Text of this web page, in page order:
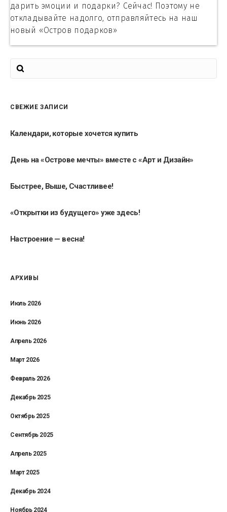
дарить эмоции и подарки? Сейчас! Поэтому не
откладывайте надолго, отправляйтесь на наш
новый «Остров подарков»
СВЕЖИЕ ЗАПИСИ
Календари, которые хочется купить
День на «Острове мечты» вместе с «Арт и Дизайн»
Быстрее, Выше, Счастливее!
«Открытки из будущего» уже здесь!
Настроение — весна!
АРХИВЫ
Июль 2026
Июнь 2026
Апрель 2026
Март 2026
Февраль 2026
Декабрь 2025
Октябрь 2025
Сентябрь 2025
Апрель 2025
Март 2025
Декабрь 2024
Ноябрь 2024